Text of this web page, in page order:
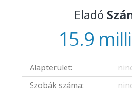
Eladó
15.9
Alapterület:
Szobák száma: